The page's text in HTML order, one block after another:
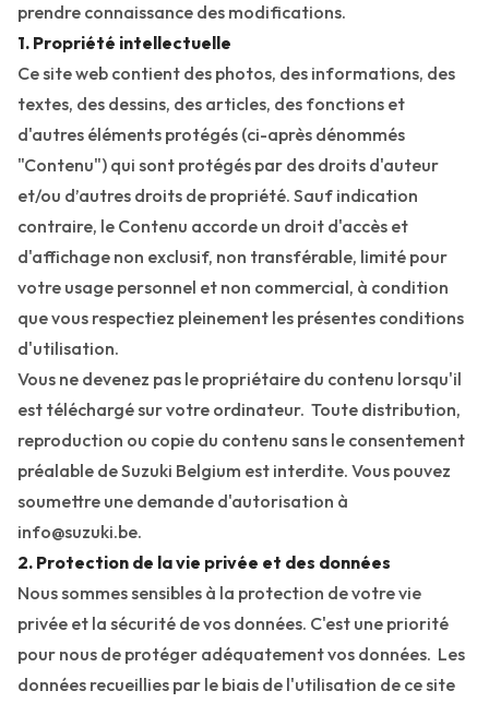
prendre connaissance des modifications.
1. Propriété intellectuelle
Ce site web contient des photos, des informations, des
textes, des dessins, des articles, des fonctions et
d'autres éléments protégés (ci-après dénommés
"Contenu") qui sont protégés par des droits d'auteur
et/ou d’autres droits de propriété. Sauf indication
contraire, le Contenu accorde un droit d'accès et
d'affichage non exclusif, non transférable, limité pour
votre usage personnel et non commercial, à condition
que vous respectiez pleinement les présentes conditions
d'utilisation.
Vous ne devenez pas le propriétaire du contenu lorsqu'il
est téléchargé sur votre ordinateur. Toute distribution,
reproduction ou copie du contenu sans le consentement
préalable de Suzuki Belgium est interdite. Vous pouvez
soumettre une demande d'autorisation à
info@suzuki.be.
2. Protection de la vie privée et des données
Nous sommes sensibles à la protection de votre vie
privée et la sécurité de vos données. C'est une priorité
pour nous de protéger adéquatement vos données. Les
données recueillies par le biais de l'utilisation de ce site